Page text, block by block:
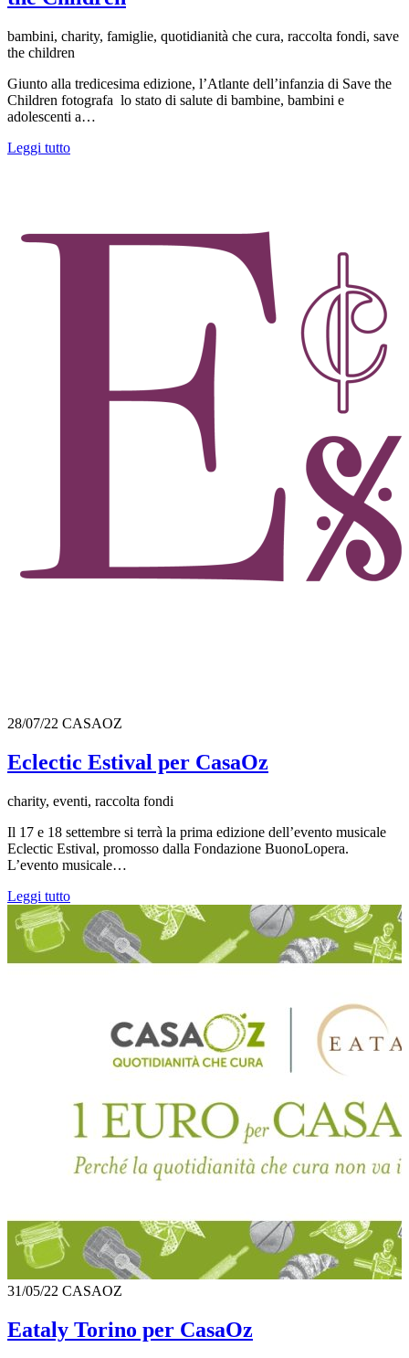
bambini, charity, famiglie, quotidianità che cura, raccolta fondi, save
the children
Giunto alla tredicesima edizione, l’Atlante dell’infanzia di Save the
Children fotografa lo stato di salute di bambine, bambini e
adolescenti a…
Leggi tutto
28/07/22 CASAOZ
Eclectic Estival per CasaOz
charity, eventi, raccolta fondi
Il 17 e 18 settembre si terrà la prima edizione dell’evento musicale
Eclectic Estival, promosso dalla Fondazione BuonoLopera.
L’evento musicale…
Leggi tutto
31/05/22 CASAOZ
Eataly Torino per CasaOz